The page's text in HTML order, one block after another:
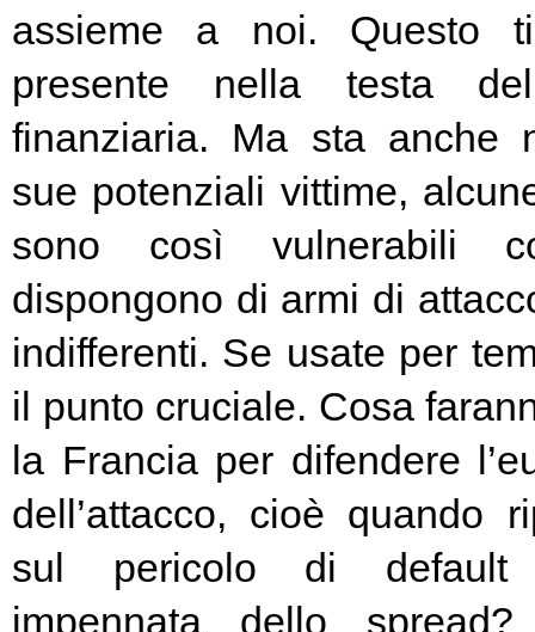
assieme a noi. Questo
presente nella testa
finanziaria. Ma sta anche
sue potenziali vittime,
sono così vulnerabili
dispongono di armi di
indifferenti. Se usate per
il punto cruciale. Cosa
la Francia per difendere
dell’attacco, cioè quando
sul pericolo di default
impennata dello